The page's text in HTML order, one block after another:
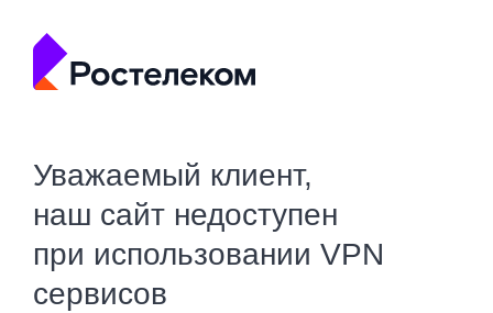
Уважаемый клиент,
наш сайт недоступен
при использовании VPN
сервисов